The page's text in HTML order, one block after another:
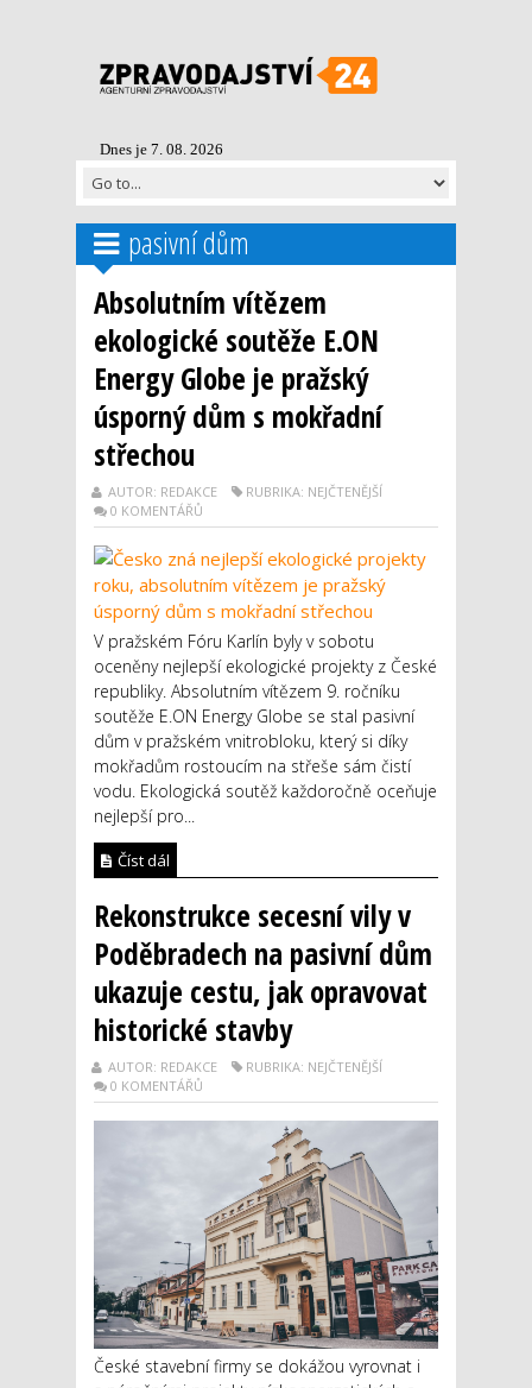
Dnes je 7. 08. 2026
pasivní dům
Absolutním vítězem
ekologické soutěže E.ON
Energy Globe je pražský
úsporný dům s mokřadní
střechou
AUTOR: REDAKCE
RUBRIKA: NEJČTENĚJŠÍ
0 KOMENTÁŘŮ
V pražském Fóru Karlín byly v sobotu
oceněny nejlepší ekologické projekty z České
republiky. Absolutním vítězem 9. ročníku
soutěže E.ON Energy Globe se stal pasivní
dům v pražském vnitrobloku, který si díky
mokřadům rostoucím na střeše sám čistí
vodu. Ekologická soutěž každoročně oceňuje
nejlepší pro...
Číst dál
Rekonstrukce secesní vily v
Poděbradech na pasivní dům
ukazuje cestu, jak opravovat
historické stavby
AUTOR: REDAKCE
RUBRIKA: NEJČTENĚJŠÍ
0 KOMENTÁŘŮ
České stavební firmy se dokážou vyrovnat i